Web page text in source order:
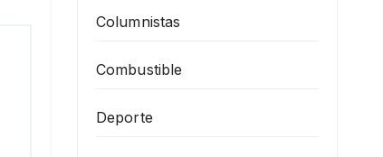
Columnistas
Combustible
Deporte